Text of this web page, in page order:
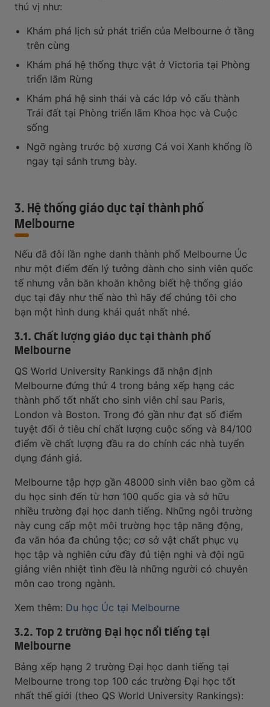
thú vị như:
Khám phá lịch sử phát triển của Melbourne ở tầng
trên cùng
Khám phá hệ thống thực vật ở Victoria tại Phòng
triển lãm Rừng
Khám phá hệ sinh thái và các lớp vỏ cấu thành
Trái đất tại Phòng triển lãm Khoa học và Cuộc
sống
Ngỡ ngàng trước bộ xương Cá voi Xanh khổng lồ
ngay tại sảnh trưng bày.
3. Hệ thống giáo dục tại thành phố
Melbourne
Nếu đã đôi lần nghe danh thành phố Melbourne Úc
như một điểm đến lý tưởng dành cho sinh viên quốc
tế nhưng vẫn băn khoăn không biết hệ thống giáo
dục tại đây như thế nào thì hãy để chúng tôi cho
bạn một hình dung khái quát nhất nhé.
3.1. Chất lượng giáo dục tại thành phố
Melbourne
QS World University Rankings đã nhận định
Melbourne đứng thứ 4 trong bảng xếp hạng các
thành phố tốt nhất cho sinh viên chỉ sau Paris,
London và Boston. Trong đó gần như đạt số điểm
tuyệt đối ở tiêu chí chất lượng cuộc sống và 84/100
điểm về chất lượng đầu ra do chính các nhà tuyển
dụng đánh giá.
Melbourne tập hợp gần 48000 sinh viên bao gồm cả
du học sinh đến từ hơn 100 quốc gia và sở hữu
nhiều trường đại học danh tiếng. Những ngôi trường
này cung cấp một môi trường học tập năng động,
đa văn hóa đa chủng tộc; cơ sở vật chất phục vụ
học tập và nghiên cứu đầy đủ tiện nghi và đội ngũ
giảng viên nhiệt tình đều là những người có chuyên
môn cao trong ngành.
Xem thêm: Du học Úc tại Melbourne
3.2. Top 2 trường Đại học nổi tiếng tại
Melbourne
Bảng xếp hạng 2 trường Đại học danh tiếng tại
Melbourne trong top 100 các trường Đại học tốt
nhất thế giới (theo QS World University Rankings):